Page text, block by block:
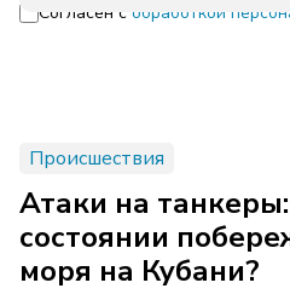
Согласен с обработкой
Происшествия
Атаки на
состоянии
моря на Кубани?